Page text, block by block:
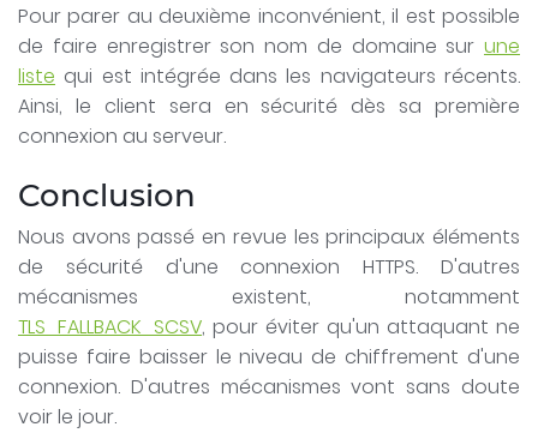
Pour parer au deuxième inconvénient, il est possible
de faire enregistrer son nom de domaine sur une
liste qui est intégrée dans les navigateurs récents.
Ainsi, le client sera en sécurité dès sa première
connexion au serveur.
Conclusion
Nous avons passé en revue les principaux éléments
de sécurité d'une connexion HTTPS. D'autres
mécanismes existent, notamment
TLS_FALLBACK_SCSV, pour éviter qu'un attaquant ne
puisse faire baisser le niveau de chiffrement d'une
connexion. D'autres mécanismes vont sans doute
voir le jour.